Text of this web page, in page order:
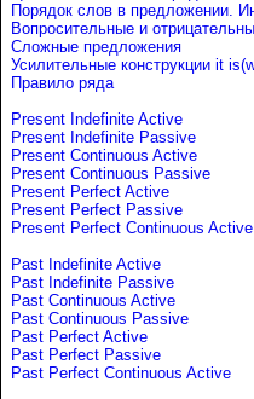
Порядок слов в предложении.
Вопросительные и
Сложные предложения
Усилительные конструкции it
Правило ряда
Present Indefinite Active
Present Indefinite Passive
Present Continuous Active
Present Continuous Passive
Present Perfect Active
Present Perfect Passive
Present Perfect Continuous Active
Past Indefinite Active
Past Indefinite Passive
Past Continuous Active
Past Continuous Passive
Past Perfect Active
Past Perfect Passive
Past Perfect Continuous Active